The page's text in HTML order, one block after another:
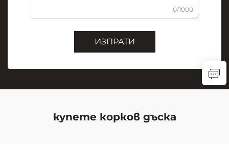
0/1000
ИЗПРАТИ
купете корков дъска